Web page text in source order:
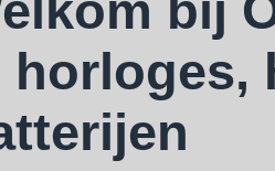
horloges,